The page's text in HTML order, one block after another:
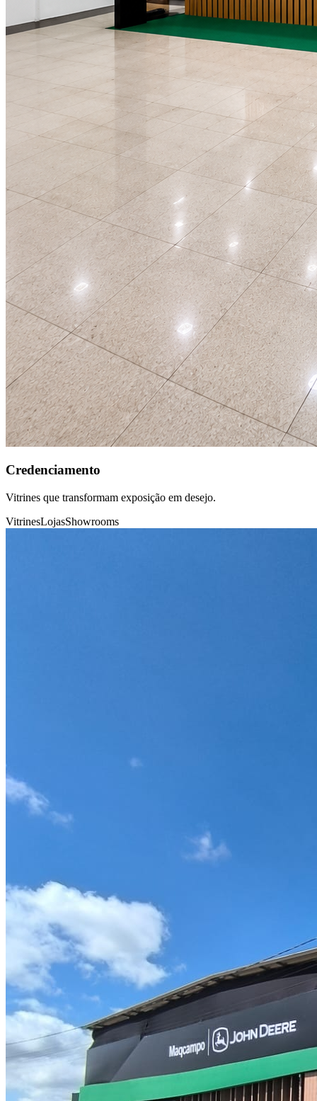
Credenciamento
Vitrines que transformam exposição em desejo.
VitrinesLojasShowrooms